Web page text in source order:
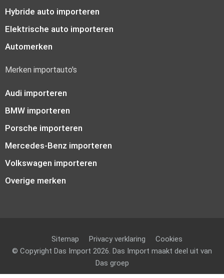
Hybride auto importeren
Elektrische auto importeren
Automerken
Merken importauto's
Audi importeren
BMW importeren
Porsche importeren
Mercedes-Benz importeren
Volkswagen importeren
Overige merken
Sitemap Privacy verklaring
Cookies
© Copyright Das Import 2026. Das Import maakt deel uit van
Das groep